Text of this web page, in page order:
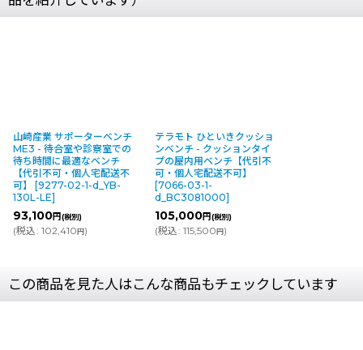
山崎産業 サポーターベンチ
ME3 - 待合室や診察室での
待ち時間に最適なベンチ
【代引不可・個人宅配送不
可】
[9277-02-1-d_YB-
130L-LE]
93,100円(税別)
(税込: 102,410円)
テラモト ひといきクッショ
ンベンチ - クッションタイ
プの屋内用ベンチ【代引不
可・個人宅配送不可】
[7066-03-1-
d_BC3081000]
105,000円(税別)
(税込: 115,500円)
この商品を見た人はこんな商品もチェックしています